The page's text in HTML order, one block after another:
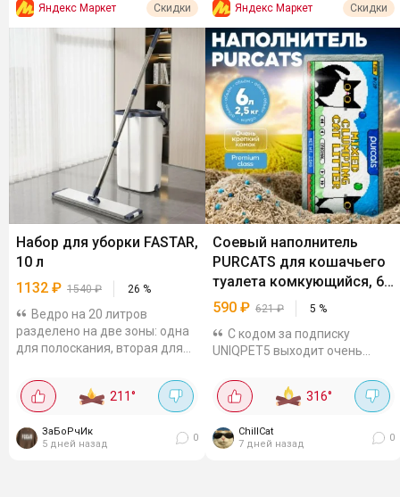
Яндекс Маркет Скидки
Набор для уборки FASTAR,
10 л
1132 ₽ 1540₽ 26 %
Ведро на 20 литров
разделено на две зоны: одна
для полоскания, вторая для
регулируется по длине до 135
см, насадка поворачивается
на 360 градусов -...
211°
ЗаБоРчИк
5 дней назад
0
Яндекс Маркет Скидки
Соевый наполнитель
PURCATS для кошачьего
туалета комкующийся, 6
л
590 ₽ 621₽ 5 %
С кодом за подписку
UNIQPET5 выходит очень
площадках от тысячи стоит к
примеру, WBНатуральный
бентонита с
дезодорирующими...
316°
ChillCat
7 дней назад
0